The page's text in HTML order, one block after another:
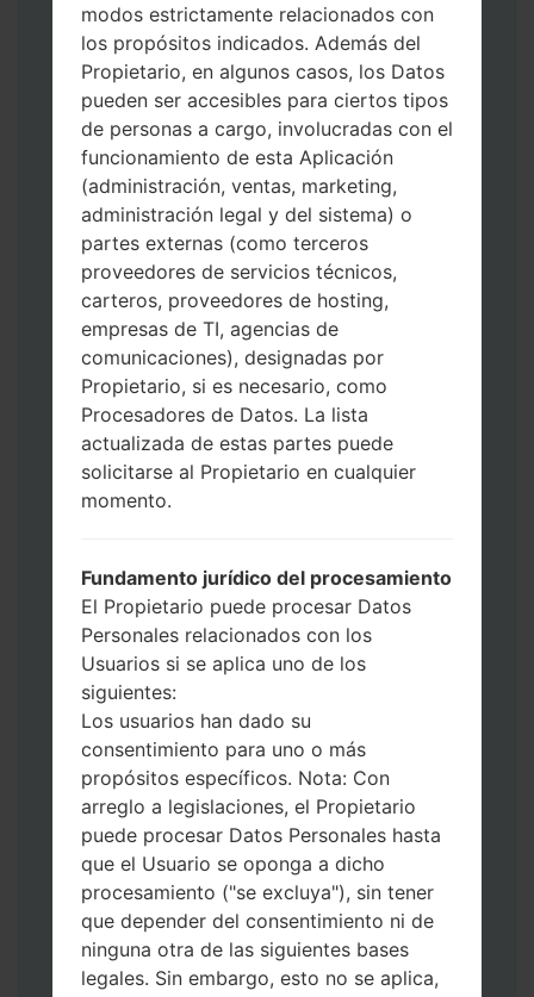
Descargue a su PC: la última versión de
Odin 3.
A continuación, extraiga el archivo de
firmware.
Debe obtener 1 (si es archivo 1, elíjalo aquí)
o 5 (si es archivo 5, selecciónelo aquí):
AP: "Sistema y Recuperación"
CP: "Módem y Radio"
CSC _ ***: "País y región y operador"
HOME_CSC _ ***: "País y regióny
operador"
Agregue todos los archivos a Odin 3.
Si desea hacer clean flash, use CSC _ *** o
use HOME_CSC _ *** para mantener sus
datos y aplicaciones.
Ahora apague su teléfono y entre al Modo
de Descarga. Cómo hacer todos los
tecla de Encendido, el botón de Subir
volumen y la tecla de Bixby.
Presione y mantenga presionadas las
teclas de Subir y de Bajar volumen y
luego conecte un cable USB.
Presione y mantenga presionados la
tecla de Encendido, el botón de Bajar
volumen y la tecla de Inicio.
Conecte un cable USB, luego
mantenga presionados el botón de Bixby
y la tecla de Bajar volumen.
Presione y mantenga presionados la
tecla de Encendido y el botón de Subir
volumen.
Luego, conecte su dispositivo a PC, Odin
modos estrictamente relacionados con
los propósitos indicados. Además del
Propietario, en algunos casos, los Datos
pueden ser accesibles para ciertos tipos
de personas a cargo, involucradas con el
funcionamiento de esta Aplicación
(administración, ventas, marketing,
administración legal y del sistema) o
partes externas (como terceros
proveedores de servicios técnicos,
carteros, proveedores de hosting,
empresas de TI, agencias de
comunicaciones), designadas por
Propietario, si es necesario, como
Procesadores de Datos. La lista
actualizada de estas partes puede
solicitarse al Propietario en cualquier
momento.
Fundamento jurídico del procesamiento
El Propietario puede procesar Datos
Personales relacionados con los
Usuarios si se aplica uno de los
siguientes:
Los usuarios han dado su
consentimiento para uno o más
propósitos específicos. Nota: Con
arreglo a legislaciones, el Propietario
puede procesar Datos Personales hasta
que el Usuario se oponga a dicho
procesamiento ("se excluya"), sin tener
que depender del consentimiento ni de
ninguna otra de las siguientes bases
legales. Sin embargo, esto no se aplica,